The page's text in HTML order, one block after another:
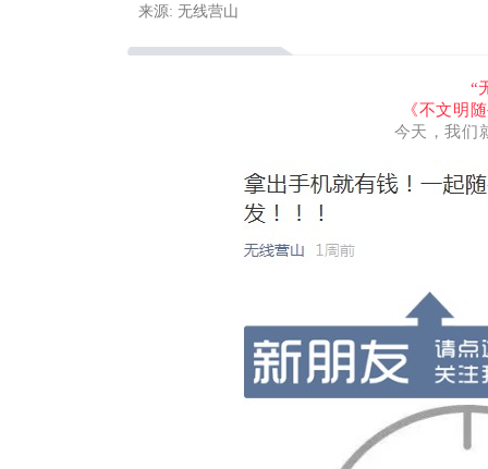
来源: 无线营山
“
《不文明
今天，我们